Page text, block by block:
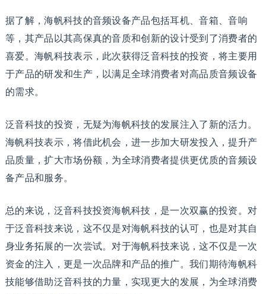
据了解，海帆科技的音频设备产品包括耳机、音箱、音响
等，其产品以其高保真的音质和创新的设计受到了消费者的
喜爱。海帆科技表示，此次获得泛音科技的投资，将主要用
于产品的研发和生产，以满足全球消费者对高品质音频设备
的需求。
泛音科技的投资，无疑为海帆科技的发展注入了新的活力。
海帆科技表示，将借此机会，进一步加大研发投入，提升产
品质量，扩大市场份额，为全球消费者提供更优质的音频设
备产品和服务。
总的来说，泛音科技投资海帆科技，是一次双赢的投资。对
于泛音科技来说，这不仅是对海帆科技的认可，也是对其自
身业务拓展的一次尝试。对于海帆科技来说，这不仅是一次
资金的注入，更是一次品牌和产品的推广。我们期待海帆科
技能够借助泛音科技的力量，实现更大的发展，为全球消费